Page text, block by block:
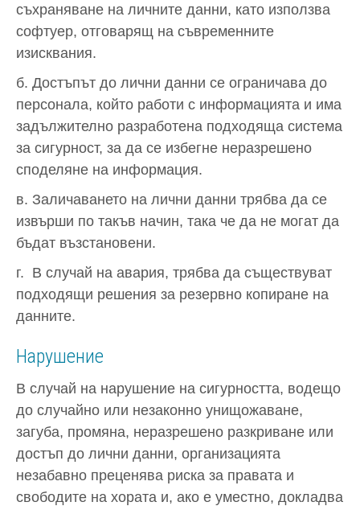
съхраняване на личните данни, като използва
софтуер, отговарящ на съвременните
изисквания.
б. Достъпът до лични данни се ограничава до
персонала, който работи с информацията и има
задължително разработена подходяща система
за сигурност, за да се избегне неразрешено
споделяне на информация.
в. Заличаването на лични данни трябва да се
извърши по такъв начин, така че да не могат да
бъдат възстановени.
г. В случай на авария, трябва да съществуват
подходящи решения за резервно копиране на
данните.
Нарушение
В случай на нарушение на сигурността, водещо
до случайно или незаконно унищожаване,
загуба, промяна, неразрешено разкриване или
достъп до лични данни, организацията
незабавно преценява риска за правата и
свободите на хората и, ако е уместно, докладва